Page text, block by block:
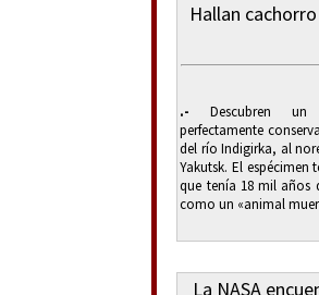
Hallan
.- Descubren un
perfectamente
del río Indigirka, al
Yakutsk. El espécimen
que tenía 18 mil años
como un «animal
La NASA